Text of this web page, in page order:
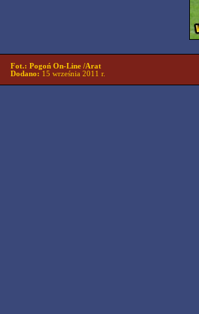
Fot.: Pogoń On-Line /Arat
Dodano: 15 września 2011 r.